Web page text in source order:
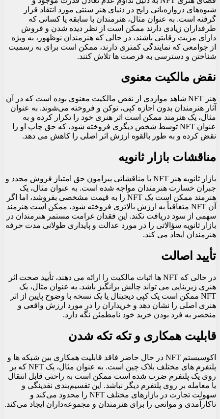
شیوه‌های دروازه‌بانی رایج در دنیای هنر سنتی مورد انتقاد قرار
گرفته است. به عنوان مثال، هنرمندان با سابقه یا کسانی که
طرفداران زیادی دارند ممکن است از نظر دیده شدن و فروش
دارای مزیت رقابتی باشند، در حالی که هنرمندان نوظهور، به ویژه
از جوامعی که نمایندگی کمتری دارند، ممکن است برای به رسمیت
شناختن و دسترسی به فرصت ها تلاش کنند.
نقض مالکیت معنوی
هنر NFT شاهد مواردی از نقض مالکیت معنوی بوده است که در آن
آثار هنرمندان بدون اجازه کپی، توکن و فروخته می‌شوند. به عنوان
مثال، یک هنرمند ممکن است اثر هنری خود را تکرار کرده و به
عنوان NFT توسط شخص دیگری فروخته شود، که حق چاپ او را
نقض کرده و به طور بالقوه ارزش اثر اصلی را کاهش می دهد.
مناقشات بازار ثانویه
بازار ثانویه هنر NFT با مناقشاتی پیرامون حق امتیاز فروش مجدد و
جبران خسارت هنرمندان مواجه شده است. به عنوان مثال، یک
هنرمند ممکن است یک NFT را به قیمت مشخصی بفروشد، اما اگر
آن NFT متعاقباً به ارزش بالاتری فروخته شود، ممکن است هنرمند
سهمی از سود دریافت نکند. این فقدان غرامت مستمر هنرمندان در
بازار ثانویه سؤالاتی را در مورد عدالت و پایداری طولانی مدت حرفه
هنرمندان ایجاد می کند.
تأیید اصالت
در حالی که NFT ها اثبات مالکیت را ارائه می دهند، تأیید صحت اثر
هنری زیربنایی می تواند چالش برانگیز باشد. به عنوان مثال، یک
NFT ممکن است یک کپی دیجیتال یا یک نسخه با وضوح پایین از اثر
هنری اصلی را نشان دهد و خریداران را در مورد ارزش واقعی و
منحصر به فرد بودن خرید خود نامطمئن نگه دارد.
قابلیت همکاری و تکه تکه شدن
اکوسیستم NFT در حال حاضر فاقد قابلیت همکاری بین شبکه ها و
پلتفرم های مختلف بلاک چین است. به عنوان مثال، یک NFT که بر
روی یک پلتفرم ضرب شده است ممکن است به راحتی قابل انتقال
یا معامله بر روی پلتفرم دیگر نباشد. این تقسیم‌بندی نقدینگی و
سهولت تجارت در بازارهای مختلف NFT را محدود می‌کند و
ناکارآمدی و موانعی را برای هنرمندان و مجموعه‌داران ایجاد می‌کند.